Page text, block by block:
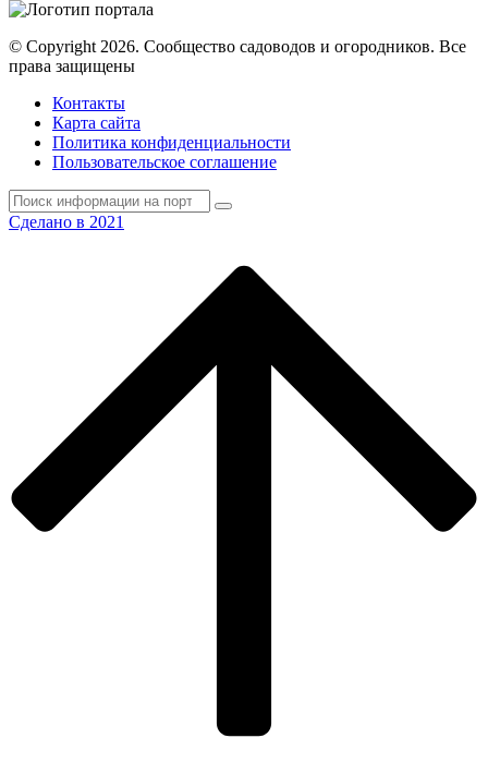
© Copyright 2026. Cообщество садоводов и огородников. Все
права защищены
Контакты
Карта сайта
Политика конфиденциальности
Пользовательское соглашение
Сделано в 2021